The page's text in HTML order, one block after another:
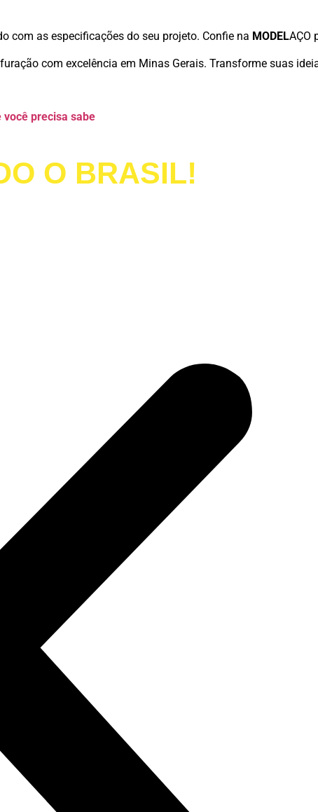
com as especificações do seu projeto. Confie na MODELAÇO
com excelência em Minas Gerais. Transforme suas
você precisa sabe
O BRASIL!